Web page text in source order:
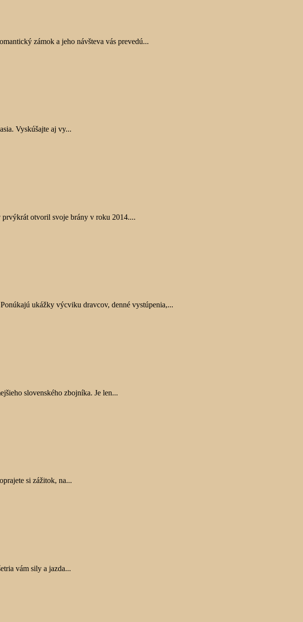
zámok a jeho návšteva vás prevedú...
Vyskúšajte aj vy...
otvoril svoje brány v roku 2014....
ukážky výcviku dravcov, denné vystúpenia,...
slovenského zbojníka. Je len...
si zážitok, na...
vám sily a jazda...